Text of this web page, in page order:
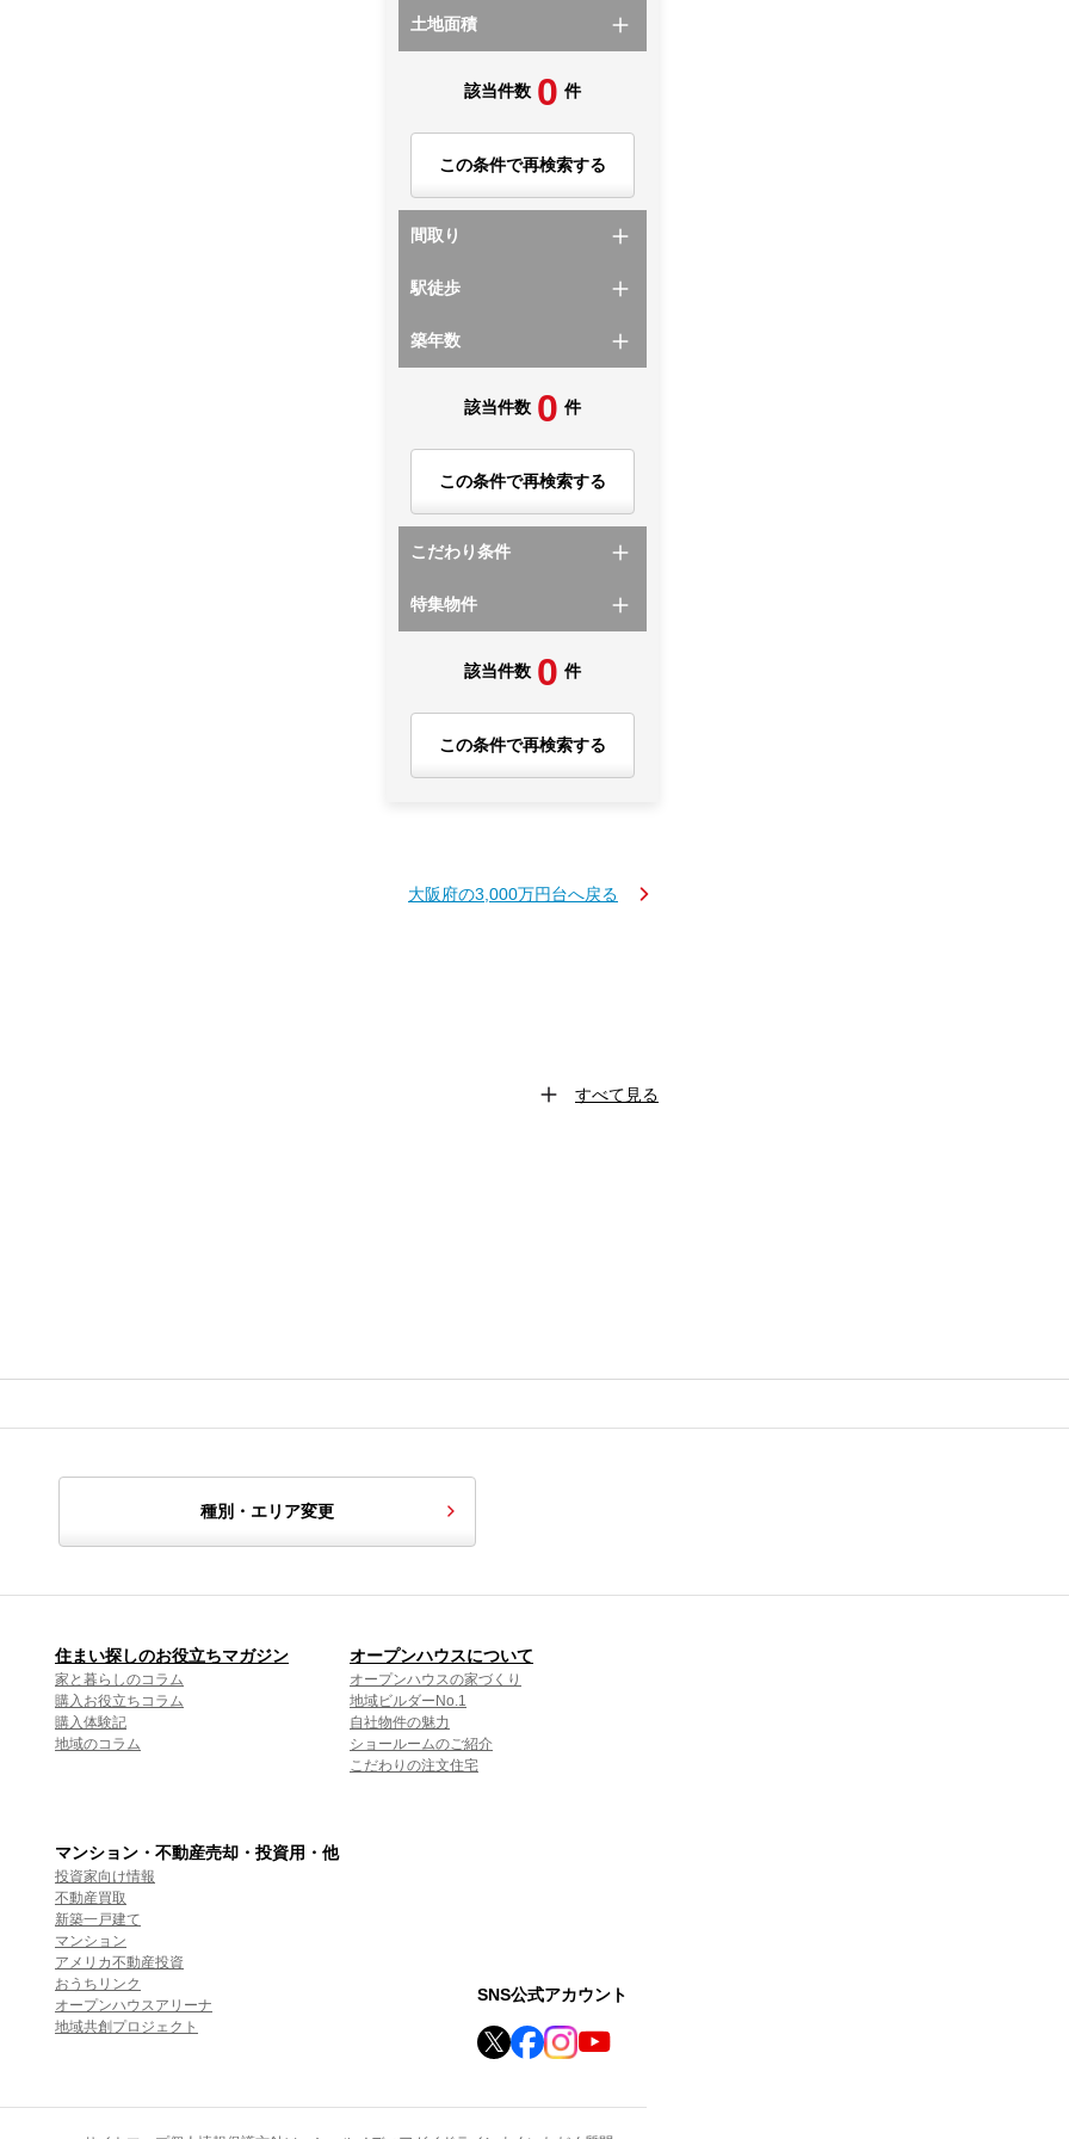
土地面積
該当件数 0 件
この条件で再検索する
間取り
駅徒歩
築年数
該当件数 0 件
この条件で再検索する
こだわり条件
特集物件
該当件数 0 件
この条件で再検索する
大阪府の3,000万円台へ戻る
すべて見る
種別・エリア変更
住まい探しのお役立ちマガジン
家と暮らしのコラム
購入お役立ちコラム
購入体験記
地域のコラム
オープンハウスについて
オープンハウスの家づくり
地域ビルダーNo.1
自社物件の魅力
ショールームのご紹介
こだわりの注文住宅
マンション・不動産売却・投資用・他
投資家向け情報
不動産買取
新築一戸建て
マンション
アメリカ不動産投資
おうちリンク
オープンハウスアリーナ
地域共創プロジェクト
SNS公式アカウント